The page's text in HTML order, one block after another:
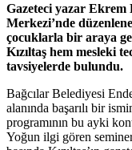
Gazeteci yazar Ekrem
Merkezi’nde
çocuklarla bir araya
Kızıltaş hem mesleki
tavsiyelerde bulundu.
Bağcılar Belediyesi
alanında başarılı bir
programının bu ayki
Yoğun ilgi gören